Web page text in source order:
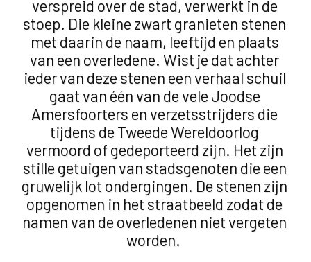
verspreid over de stad, verwerkt in de
stoep. Die kleine zwart granieten stenen
met daarin de naam, leeftijd en plaats
van een overledene. Wist je dat achter
ieder van deze stenen een verhaal schuil
gaat van één van de vele Joodse
Amersfoorters en verzetsstrijders die
tijdens de Tweede Wereldoorlog
vermoord of gedeporteerd zijn. Het zijn
stille getuigen van stadsgenoten die een
gruwelijk lot ondergingen. De stenen zijn
opgenomen in het straatbeeld zodat de
namen van de overledenen niet vergeten
worden.